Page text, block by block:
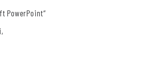
PowerPoint“